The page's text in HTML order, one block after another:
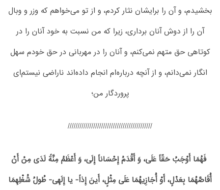
بخشیدم، و آن را برایشان نثار کردم، و از تو می‌خواهم که وزر و وبال
آن را از دوش آنان برداری، زیرا که من نسبت به خود آنان را در
کوتاهی حق متهم نمی‌کنم، و آنان را در مهربانی در حق خودم سهل
انگار نمی‌دانم، و از آنچه درباره‌ام انجام داده‌اند ناراضی نیستم‌ای
پروردگار من؛
///////////////////////////////////////////
فَهُمَا أَوْجَبُ حَقّاً عَلَی، وَ أَقْدَمُ إِحْسَاناً إِلَی، وَ أَعْظَمُ مِنَّةً لَدَی مِنْ أَنْ
أُقَاصَّهُمَا بِعَدْلٍ، أَوْ أُجَازِیهُمَا عَلَی مِثْلٍ، أَینَ إِذاً- یا إِلَهِی- طُولُ شُغْلِهِمَا